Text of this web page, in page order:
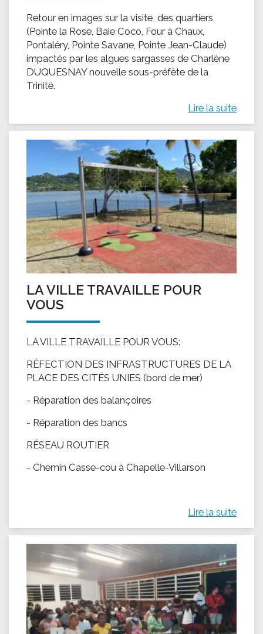
Retour en images sur la visite des quartiers
(Pointe la Rose, Baie Coco, Four à Chaux,
Pontaléry, Pointe Savane, Pointe Jean-Claude)
impactés par les algues sargasses de Charlène
DUQUESNAY nouvelle sous-préfète de la
Trinité.
Lire la suite
LA VILLE TRAVAILLE POUR
VOUS
LA VILLE TRAVAILLE POUR VOUS:
RÉFECTION DES INFRASTRUCTURES DE LA
PLACE DES CITÉS UNIES (bord de mer)
- Réparation des balançoires
- Réparation des bancs
RÉSEAU ROUTIER
- Chemin Casse-cou à Chapelle-Villarson
Lire la suite